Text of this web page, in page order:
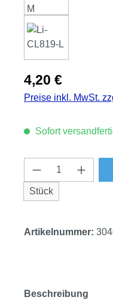
Regulärer Preis:
4,20 €
Preise inkl. MwSt.
Sofort
Produkt
Stück
Artikelnummer:
Beschreibung